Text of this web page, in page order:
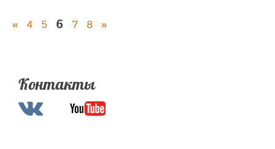
« 4 5 6 7 8 »
Контакты